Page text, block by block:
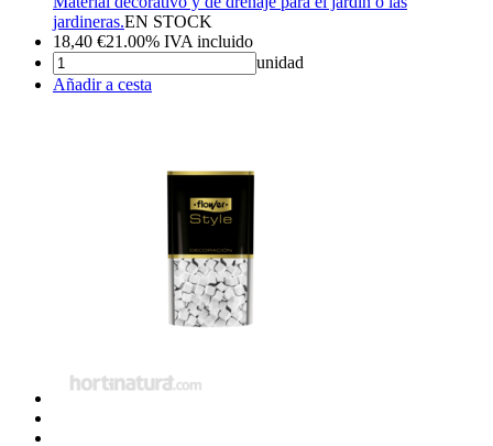
jardineras.EN STOCK
18,40 €21.00% IVA incluido
unidad
Añadir a cesta